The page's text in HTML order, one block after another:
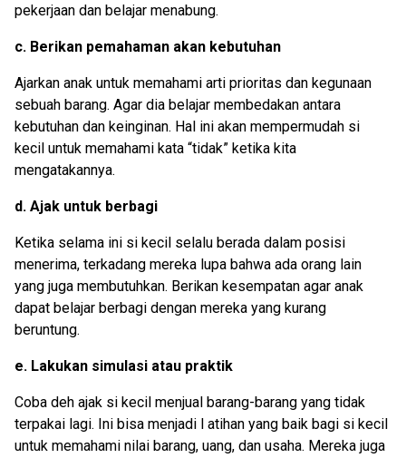
pekerjaan dan belajar menabung.
c. Berikan pemahaman akan kebutuhan
Ajarkan anak untuk memahami arti prioritas dan kegunaan
sebuah barang. Agar dia belajar membedakan antara
kebutuhan dan keinginan. Hal ini akan mempermudah si
kecil untuk memahami kata “tidak” ketika kita
mengatakannya.
d. Ajak untuk berbagi
Ketika selama ini si kecil selalu berada dalam posisi
menerima, terkadang mereka lupa bahwa ada orang lain
yang juga membutuhkan. Berikan kesempatan agar anak
dapat belajar berbagi dengan mereka yang kurang
beruntung.
e. Lakukan simulasi atau praktik
Coba deh ajak si kecil menjual barang-barang yang tidak
terpakai lagi. Ini bisa menjadi l atihan yang baik bagi si kecil
untuk memahami nilai barang, uang, dan usaha. Mereka juga